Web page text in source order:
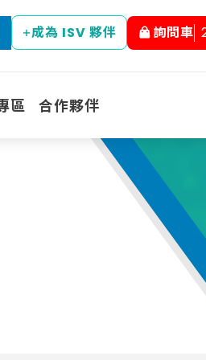
成為 ISV 夥伴 詢問車
區 合作夥伴